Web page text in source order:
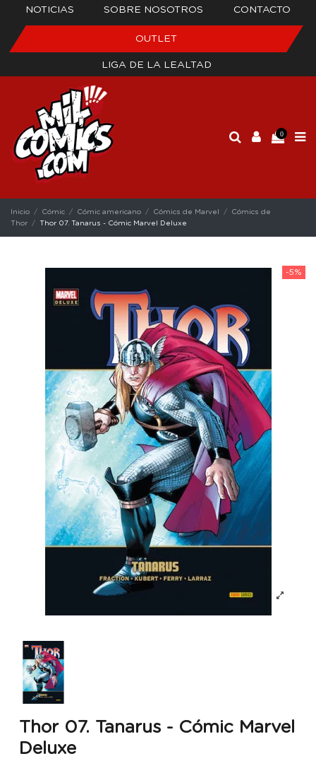
NOTICIAS SOBRE NOSOTROS CONTACTO
OUTLET
LIGA DE LA LEALTAD
0
Inicio Cómic Cómic americano Cómics de Marvel
Cómics de
Thor
Thor 07. Tanarus - Cómic Marvel Deluxe
-5%
Thor 07. Tanarus - Cómic Marvel
Deluxe